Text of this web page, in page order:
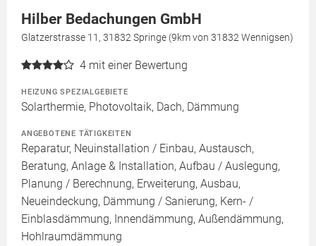
Hilber Bedachungen GmbH
Glatzerstrasse 11, 31832 Springe (9km von 31832 Wennigsen)
4 mit einer Bewertung
HEIZUNG SPEZIALGEBIETE
Solarthermie, Photovoltaik, Dach, Dämmung
ANGEBOTENE TÄTIGKEITEN
Reparatur, Neuinstallation / Einbau, Austausch,
Beratung, Anlage & Installation, Aufbau / Auslegung,
Planung / Berechnung, Erweiterung, Ausbau,
Neueindeckung, Dämmung / Sanierung, Kern- /
Einblasdämmung, Innendämmung, Außendämmung,
Hohlraumdämmung